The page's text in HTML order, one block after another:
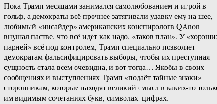
Пока Трамп месяцами занимался самолюбованием и игрой в
гольф, а демократы всё прочнее затягивали удавку ему на шее,
любимый «инсайдер» американских конспирологв QAnon
внушал пастве, что всё идёт как надо, «таков план». У
парней» всё под контролем, Трамп специально позволяет
демократам фальсифицировать выборы, чтобы их преступная
сущность стала всем очевидна, и вот тогда… Якобы в своих
сообщениях и выступлениях Трамп «подаёт тайные знаки»
сторонникам, которые находят великий смысл в каких-то
им видимым сочетаниях букв, символах, цифрах.